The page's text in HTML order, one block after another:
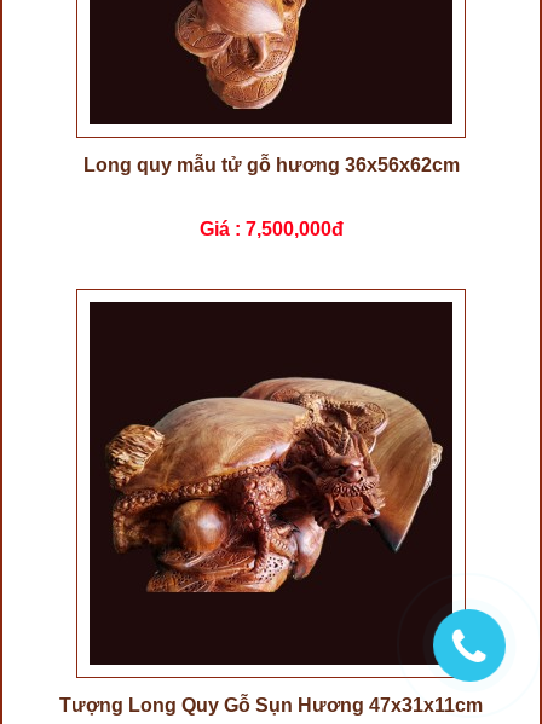
Long quy mẫu tử gỗ hương 36x56x62cm
Giá : 7,500,000đ
Tượng Long Quy Gỗ Sụn Hương 47x31x11cm